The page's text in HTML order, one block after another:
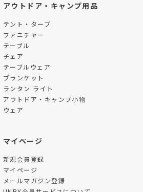
アウトドア・キャンプ用品
テント・タープ
ファニチャー
テーブル
チェア
テーブルウェア
ブランケット
ランタン ライト
アウトドア・キャンプ小物
ウェア
マイページ
新規会員登録
マイページ
メールマガジン登録